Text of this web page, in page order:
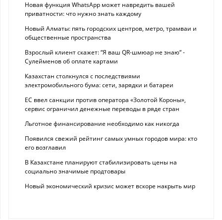
Новая функция WhatsApp может навредить вашей
приватности: что нужно знать каждому
Новый Алматы: пять городских центров, метро, трамваи и
общественные пространства
Взрослый клиент скажет: “Я ваш QR-шмюар не знаю“ -
Сулейменов об оплате картами
Казахстан столкнулся с последствиями
электромобильного бума: сети, зарядки и батареи
ЕС ввел санкции против оператора «Золотой Короны»,
сервис ограничил денежные переводы в ряде стран
Льготное финансирование необходимо как никогда
Появился свежий рейтинг самых умных городов мира: кто
его возглавил
В Казахстане планируют стабилизировать цены на
социально значимые продтовары
Новый экономический кризис может вскоре накрыть мир